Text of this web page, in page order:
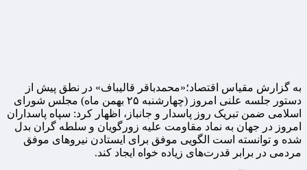
به گزارش مقیاس اقتصاد؛«محمدباقر قالیباف» در نطق پیش از
دستور جلسه علنی امروز (چهارشنبه ۲۵ بهمن ماه) مجلس شورای
اسلامی ضمن تبریک روز پاسدار و جانباز، اظهار کرد: سپاه پاسداران
امروز در جهان به نماد مقاومت علیه زورگویان و سلطه گران بدل
شده و توانسته است الگویی موفق برای ایستادن نیروهای موفق
مردمی در برابر قدرت‌های زیاده خواه ایجاد کند.